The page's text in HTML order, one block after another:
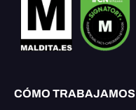
CÓMO TRABAJAMOS